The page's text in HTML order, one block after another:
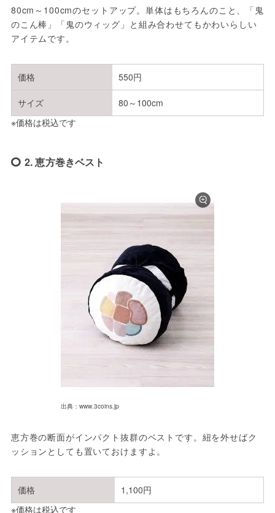
80cm～100cmのセットアップ。単体はもちろんのこと、「鬼
のこん棒」「鬼のウィッグ」と組み合わせてもかわいらしい
アイテムです。
価格 550円
サイズ
80～100cm
※価格は税込です
2. 恵方巻きベスト
出典：www.3coins.jp
恵方巻の断面がインパクト抜群のベストです。紐を外せばク
ッションとしても置いておけますよ。
価格
1,100円
※価格は税込です